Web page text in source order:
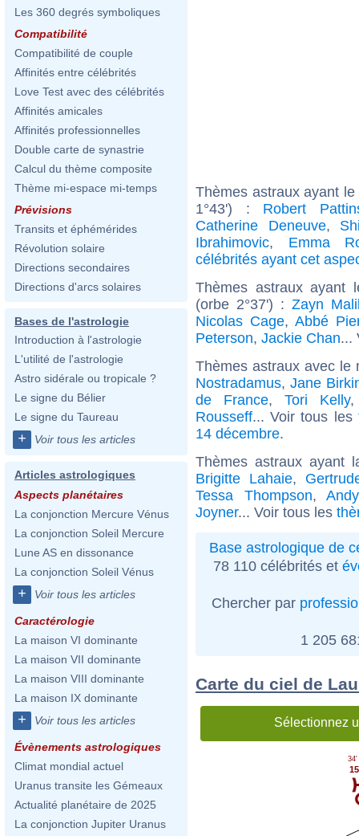
Les 360 degrés symboliques
Compatibilité
Compatibilité de couple
Affinités entre célébrités
Love Test avec des célébrités
Affinités amicales
Affinités professionnelles
Double carte de synastrie
Calcul du thème composite
Thème mi-espace mi-temps
Prévisions
Transits et éphémérides
Révolution solaire
Directions secondaires
Directions d'arcs solaires
Bases de l'astrologie
Introduction à l'astrologie
L'utilité de l'astrologie
Astro sidérale ou tropicale ?
Le signe du Bélier
Le signe du Taureau
+ Voir tous les articles
Articles astrologiques
Aspects planétaires
La conjonction Mercure Vénus
La conjonction Soleil Mercure
Lune AS en dissonance
La conjonction Soleil Vénus
+ Voir tous les articles
Caractérologie
La maison VI dominante
La maison VII dominante
La maison VIII dominante
La maison IX dominante
+ Voir tous les articles
Évènements astrologiques
Climat mondial actuel
Uranus transite les Gémeaux
Actualité planétaire de 2025
La conjonction Jupiter Uranus
Thèmes astraux ayant
1°43') : Robert
Catherine Deneuve,
Ibrahimovic, Emma
célébrités ayant cet
Thèmes astraux ayant
(orbe 2°37') : Zayn
Nicolas Cage, Abbé
Peterson, Jackie Chan...
Thèmes astraux avec
Nostradamus,Jane
de France,Tori Kelly
Rousseff... Voir tous les
14 décembre.
Thèmes astraux
Brigitte Lahaie,
Tessa Thompson,
Joyner... Voir tous les
Base astrologique de
78 110 célébrités et
Chercher par
1 205
Carte du ciel de
Sélectionnez
34'